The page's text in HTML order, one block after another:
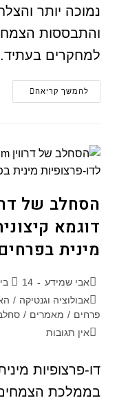
נמוכה יותר
והתבססות
למחקרים בעתיד.
להמשך קריאה
דוגמא
מינית
אבי שמידע
14 ביולי 2020
אבולוציה וגנטיקה /
פרחים / מאמרים /
אין תגובות
דו-פרצופיות
בממלכת הצמחים.